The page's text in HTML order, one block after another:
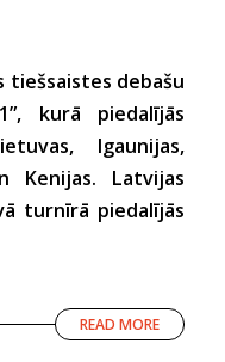
tiešsaistes debašu
kurā piedalījās
Igaunijas,
Kenijas. Latvijas
turnīrā piedalījās
READ MORE